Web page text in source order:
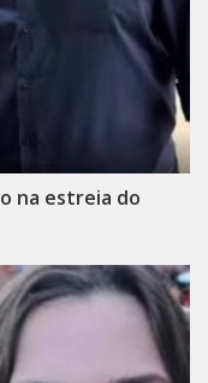
na estreia do